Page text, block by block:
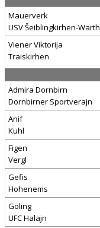
Mauerverk
USV Šeiblingkirhen-Warth
Viener Viktorija
Traiskirhen
Admira Dornbirn
Dornbirner Sportverajn
Anif
Kuhl
Figen
Vergl
Gefis
Hohenems
Goling
UFC Halajn